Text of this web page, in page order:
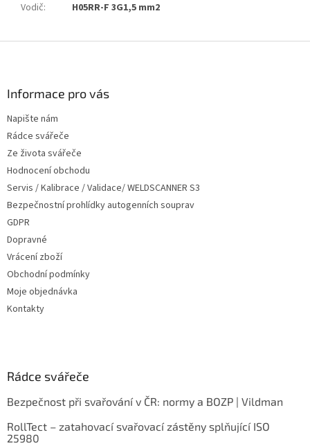
Vodič: H05RR-F 3G1,5 mm2
Informace pro vás
Napište nám
Rádce svářeče
Ze života svářeče
Hodnocení obchodu
Servis / Kalibrace / Validace/ WELDSCANNER S3
Bezpečnostní prohlídky autogenních souprav
GDPR
Dopravné
Vrácení zboží
Obchodní podmínky
Moje objednávka
Kontakty
Rádce svářeče
Bezpečnost při svařování v ČR: normy a BOZP | Vildman
RollTect – zatahovací svařovací zástěny splňující ISO
25980